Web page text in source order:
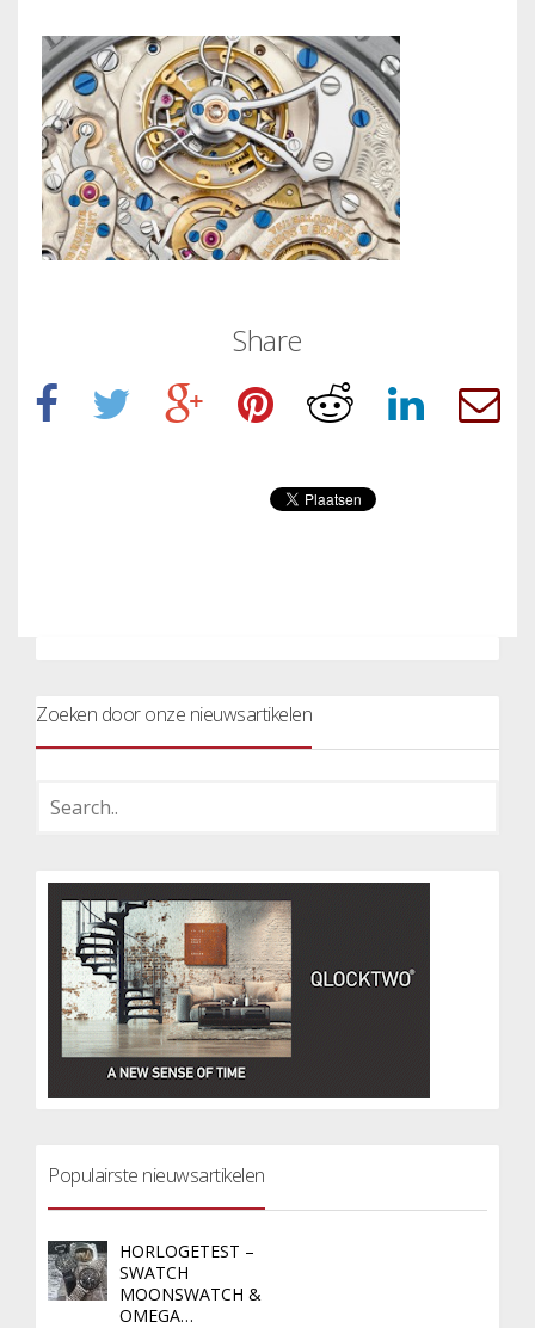
Share
Zoeken door onze nieuwsartikelen
Populairste nieuwsartikelen
HORLOGETEST –
SWATCH
MOONSWATCH &
OMEGA…